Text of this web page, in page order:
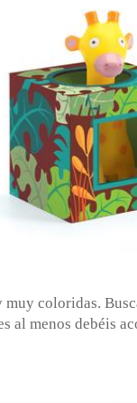
muy coloridas.
al menos debéis